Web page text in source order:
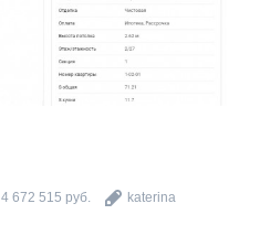
4 672 515 руб.
katerina